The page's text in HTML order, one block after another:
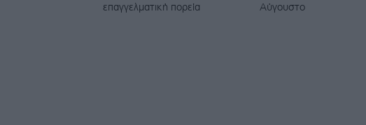
επαγγελματική πορεία
Αύγουστο